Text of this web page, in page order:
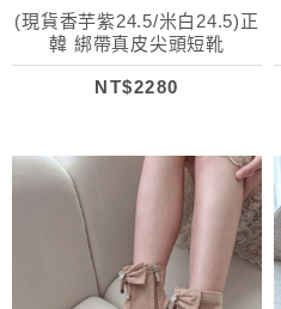
(現貨香芋紫24.5/米白24.5)正
韓 綁帶真皮尖頭短靴
NT$2280